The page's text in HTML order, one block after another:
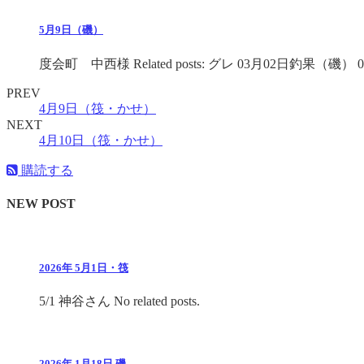
5月9日（磯）
度会町 中西様 Related posts: グレ 03月02日釣果（磯）
PREV
4月9日（筏・かせ）
NEXT
4月10日（筏・かせ）
購読する
NEW POST
2026年 5月1日・筏
5/1 神谷さん No related posts.